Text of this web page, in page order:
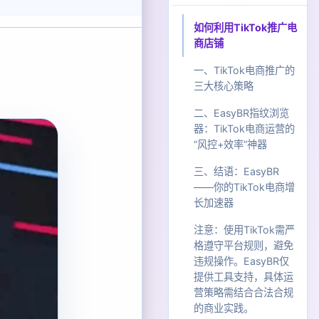
如何利用TikTok推广电
商店铺
一、TikTok电商推广的
三大核心策略
1. 内容驱动：创意+趋
势+本土化选品
量双驱动
3. 数据驱动优化：精准
二、EasyBR指纹浏览
器：TikTok电商运营的
“风控+效率”神器
核心功能与优势
三、结语：EasyBR
——你的TikTok电商增
长加速器
注意：使用TikTok需严
格遵守平台规则，避免
违规操作。EasyBR仅
提供工具支持，具体运
营策略需结合合法合规
的商业实践。